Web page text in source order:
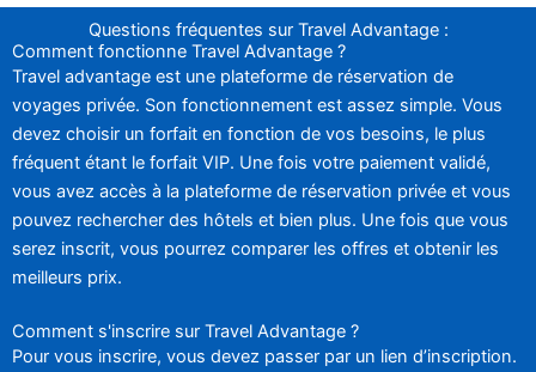
Questions fréquentes sur Travel Advantage :
Comment fonctionne Travel Advantage ?
Travel advantage est une plateforme de réservation de
voyages privée. Son fonctionnement est assez simple. Vous
devez choisir un forfait en fonction de vos besoins, le plus
fréquent étant le forfait VIP. Une fois votre paiement validé,
vous avez accès à la plateforme de réservation privée et vous
pouvez rechercher des hôtels et bien plus. Une fois que vous
serez inscrit, vous pourrez comparer les offres et obtenir les
meilleurs prix.
Comment s'inscrire sur Travel Advantage ?
Pour vous inscrire, vous devez passer par un lien d’inscription.